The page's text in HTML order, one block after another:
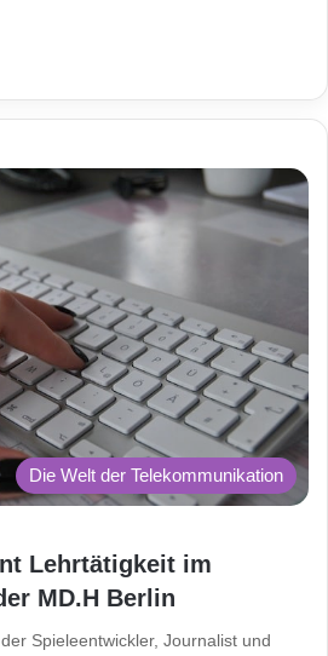
Die Welt der Telekommunikation
Lehrtätigkeit im
MD.H Berlin
Spieleentwickler, Journalist und